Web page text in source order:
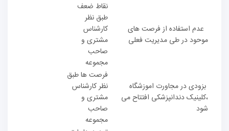
عدم استفاده از فرصت های
موحود در طی مدیریت فعلی
نقاط ضعف
طبق نظر
کارشناس
مشتری و
صاحب
مجموعه
بزودی در مجاورت اموزشگاه
،کلینیک دندانپزشکی افتتاح می
شود
فرصت ها طبق
نظر کارشناس
مشتری و
صاحب
مجموعه